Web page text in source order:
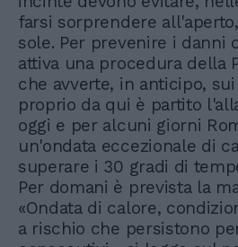
farsi sorprendere
sole. Per prevenire i danni
attiva una procedura della
che avverte, in anticipo,
proprio da qui è partito
oggi e per alcuni giorni
un'ondata eccezionale di
superare i 30 gradi di
Per domani è prevista la
«Ondata di calore,
a rischio che persistono